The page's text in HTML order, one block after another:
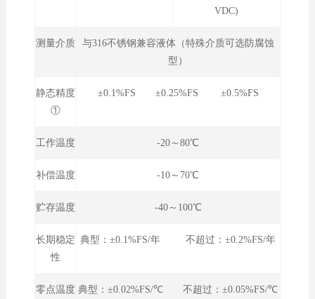
VDC)
测量介质
与316不锈钢兼容液体（特殊介质可选防腐蚀
型）
静态精度
①
±0.1%FS ±0.25%FS ±0.5%FS
工作温度 -20～80℃
补偿温度 -10～70℃
贮存温度 -40～100℃
长期稳定
性
典型：±0.1%FS/年 不超过：±0.2%FS/年
零点温度 典型：±0.02%FS/℃ 不超过：±0.05%FS/℃